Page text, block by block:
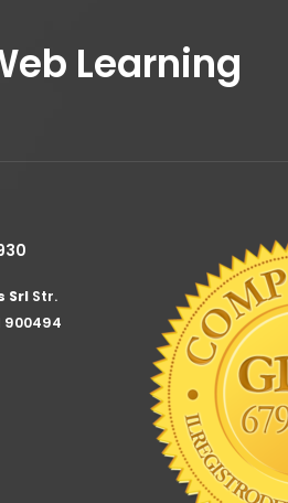
Learning
Srl Str.
900494